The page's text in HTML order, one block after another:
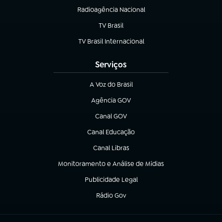
Radioagência Nacional
(abre em nova aba)
TV Brasil
(abre em nova aba)
TV Brasil Internacional
(abre em nova aba)
Serviços
A Voz do Brasil
(abre em nova aba)
Agência GOV
(abre em nova aba)
Canal GOV
(abre em nova aba)
Canal Educação
(abre em nova aba)
Canal Libras
(abre em nova aba)
Monitoramento e Análise de Mídias
(abre em nova aba)
Publicidade Legal
(abre em nova aba)
Rádio Gov
(abre em nova aba)